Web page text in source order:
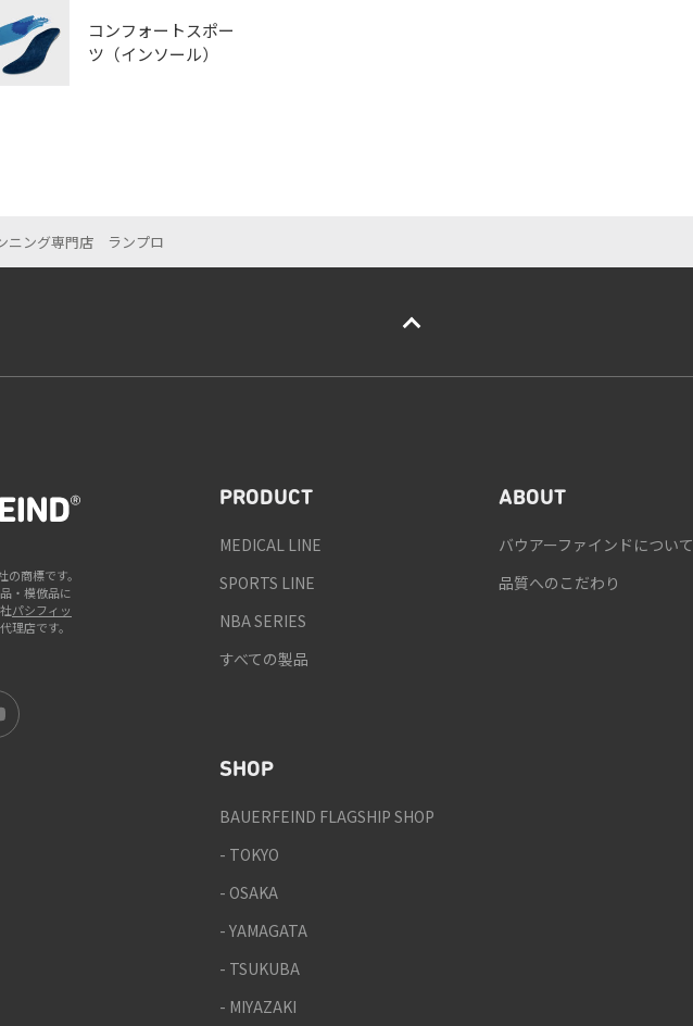
コンフォートスポー
ツ（インソール）
ニング専門店 ランプロ
の商標です。
・模倣品に
パシフィッ
理店です。
PRODUCT
MEDICAL LINE
SPORTS LINE
NBA SERIES
すべての製品
ABOUT
バウアーファインドについて
品質へのこだわり
SHOP
BAUERFEIND FLAGSHIP SHOP
- TOKYO
- OSAKA
- YAMAGATA
- TSUKUBA
- MIYAZAKI